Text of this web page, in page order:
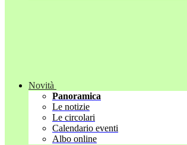
Novità
Panoramica
Le notizie
Le circolari
Calendario eventi
Albo online